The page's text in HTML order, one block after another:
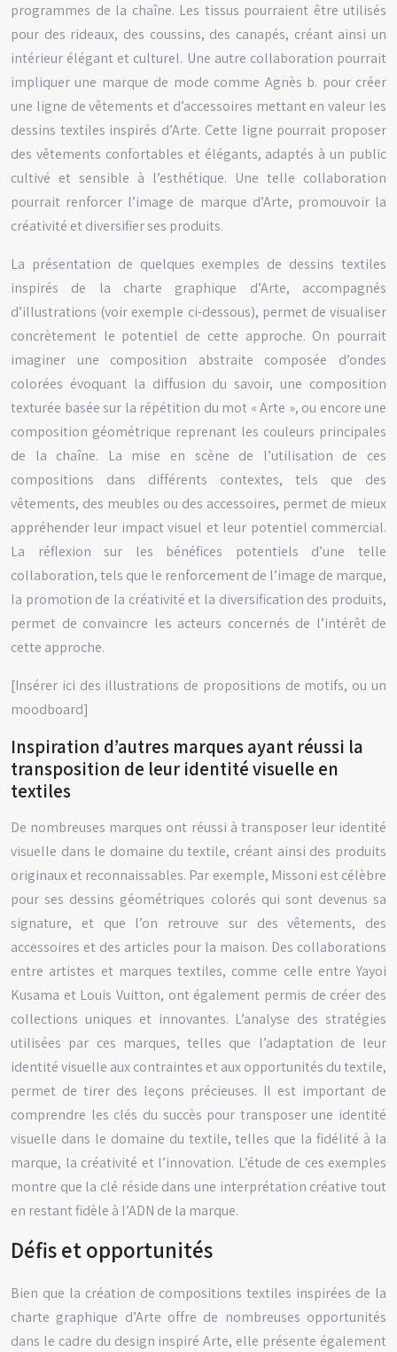
programmes de la chaîne. Les tissus pourraient être utilisés
pour des rideaux, des coussins, des canapés, créant ainsi un
intérieur élégant et culturel. Une autre collaboration pourrait
impliquer une marque de mode comme Agnès b. pour créer
une ligne de vêtements et d’accessoires mettant en valeur les
dessins textiles inspirés d’Arte. Cette ligne pourrait proposer
des vêtements confortables et élégants, adaptés à un public
cultivé et sensible à l’esthétique. Une telle collaboration
pourrait renforcer l’image de marque d’Arte, promouvoir la
créativité et diversifier ses produits.
La présentation de quelques exemples de dessins textiles
inspirés de la charte graphique d’Arte, accompagnés
d’illustrations (voir exemple ci-dessous), permet de visualiser
concrètement le potentiel de cette approche. On pourrait
imaginer une composition abstraite composée d’ondes
colorées évoquant la diffusion du savoir, une composition
texturée basée sur la répétition du mot « Arte », ou encore une
composition géométrique reprenant les couleurs principales
de la chaîne. La mise en scène de l’utilisation de ces
compositions dans différents contextes, tels que des
vêtements, des meubles ou des accessoires, permet de mieux
appréhender leur impact visuel et leur potentiel commercial.
La réflexion sur les bénéfices potentiels d’une telle
collaboration, tels que le renforcement de l’image de marque,
la promotion de la créativité et la diversification des produits,
permet de convaincre les acteurs concernés de l’intérêt de
cette approche.
[Insérer ici des illustrations de propositions de motifs, ou un
moodboard]
Inspiration d’autres marques ayant réussi la
transposition de leur identité visuelle en
textiles
De nombreuses marques ont réussi à transposer leur identité
visuelle dans le domaine du textile, créant ainsi des produits
originaux et reconnaissables. Par exemple, Missoni est célèbre
pour ses dessins géométriques colorés qui sont devenus sa
signature, et que l’on retrouve sur des vêtements, des
accessoires et des articles pour la maison. Des collaborations
entre artistes et marques textiles, comme celle entre Yayoi
Kusama et Louis Vuitton, ont également permis de créer des
collections uniques et innovantes. L’analyse des stratégies
utilisées par ces marques, telles que l’adaptation de leur
identité visuelle aux contraintes et aux opportunités du textile,
permet de tirer des leçons précieuses. Il est important de
comprendre les clés du succès pour transposer une identité
visuelle dans le domaine du textile, telles que la fidélité à la
marque, la créativité et l’innovation. L’étude de ces exemples
montre que la clé réside dans une interprétation créative tout
en restant fidèle à l’ADN de la marque.
Défis et opportunités
Bien que la création de compositions textiles inspirées de la
charte graphique d’Arte offre de nombreuses opportunités
dans le cadre du design inspiré Arte, elle présente également